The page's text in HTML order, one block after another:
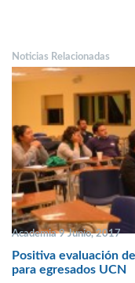
Noticias Relacionadas
Academia 9 Junio, 2017
Positiva evaluación
para egresados UCN